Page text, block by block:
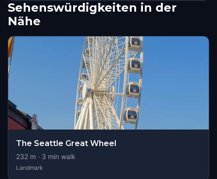
Sehenswürdigkeiten in der
Nähe
The Seattle Great Wheel
232 m · 3 min walk
Landmark